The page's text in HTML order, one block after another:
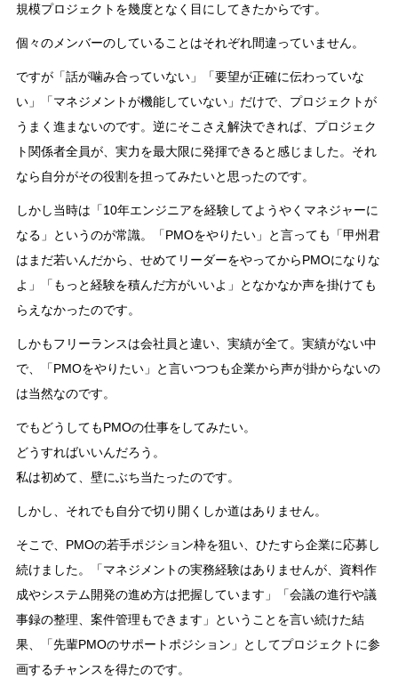
規模プロジェクトを幾度となく目にしてきたからです。
個々のメンバーのしていることはそれぞれ間違っていません。
ですが「話が噛み合っていない」「要望が正確に伝わっていな
い」「マネジメントが機能していない」だけで、プロジェクトが
うまく進まないのです。逆にそこさえ解決できれば、プロジェク
ト関係者全員が、実力を最大限に発揮できると感じました。それ
なら自分がその役割を担ってみたいと思ったのです。
しかし当時は「10年エンジニアを経験してようやくマネジャーに
なる」というのが常識。「PMOをやりたい」と言っても「甲州君
はまだ若いんだから、せめてリーダーをやってからPMOになりな
よ」「もっと経験を積んだ方がいいよ」となかなか声を掛けても
らえなかったのです。
しかもフリーランスは会社員と違い、実績が全て。実績がない中
で、「PMOをやりたい」と言いつつも企業から声が掛からないの
は当然なのです。
でもどうしてもPMOの仕事をしてみたい。
どうすればいいんだろう。
私は初めて、壁にぶち当たったのです。
しかし、それでも自分で切り開くしか道はありません。
そこで、PMOの若手ポジション枠を狙い、ひたすら企業に応募し
続けました。「マネジメントの実務経験はありませんが、資料作
成やシステム開発の進め方は把握しています」「会議の進行や議
事録の整理、案件管理もできます」ということを言い続けた結
果、「先輩PMOのサポートポジション」としてプロジェクトに参
画するチャンスを得たのです。